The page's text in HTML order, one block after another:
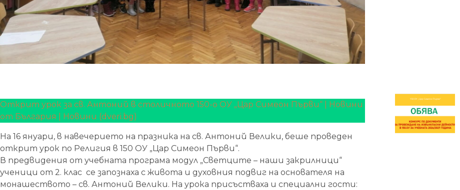
Открит урок за св. Антоний в столичното 150-о ОУ „Цар Симеон Първи“ | Новини
от България | Новини (dveri.bg)
На 16 януари, в навечерието на празника на св. Антоний Велики, беше проведен
открит урок по Религия в 150 ОУ „Цар Симеон Първи“.
В предвидения от учебната програма модул „Светците – наши закрилници“
ученици от 2. клас се запознаха с живота и духовния подвиг на основателя на
монашеството – св. Антоний Велики. На урока присъстваха и специални гости: